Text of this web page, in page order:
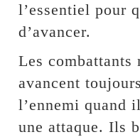
l’essentiel pour
d’avancer.
Les combattants
avancent
l’ennemi quand
une attaque. Ils